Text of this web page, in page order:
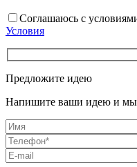
Соглашаюсь с
Условия
Предложите идею
Напишите ваши идею и мы